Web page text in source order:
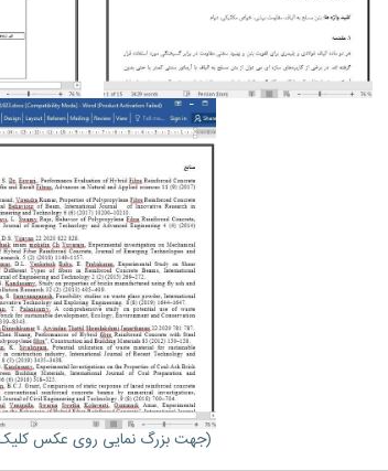
(جهت بزرگ نمایی روی عکس کلیک